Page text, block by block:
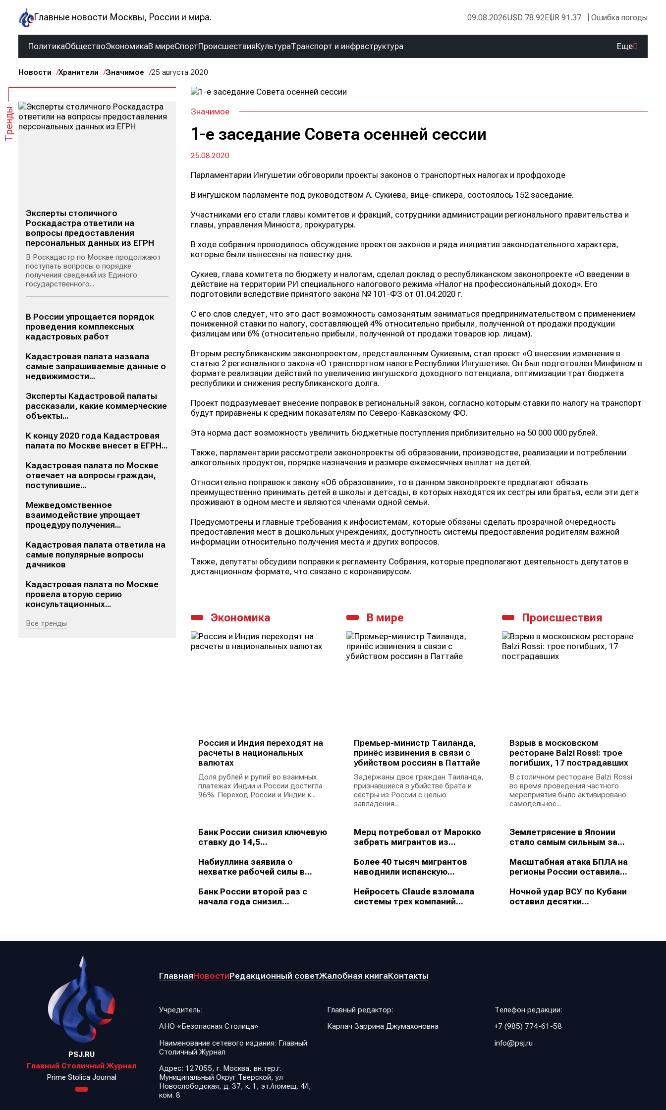
Главные новости Москвы, России и мира. 09.08.2026USD 78.92EUR 91.37 Ошибка погоды
ПолитикаОбществоЭкономикаВ миреСпортПроисшествияКультураТранспорт и инфраструктура Еще
Новости Хранители Значимое 25 августа 2020
Значимое
1-е заседание Совета осенней сессии
25.08.2020
Парламентарии Ингушетии обговорили проекты законов о транспортных налогах и профдоходе
В ингушском парламенте под руководством А. Сукиева, вице-спикера, состоялось 152 заседание.
Участниками его стали главы комитетов и фракций, сотрудники администрации регионального правительства и
главы, управления Минюста, прокуратуры.
В ходе собрания проводилось обсуждение проектов законов и ряда инициатив законодательного характера,
которые были вынесены на повестку дня.
Сукиев, глава комитета по бюджету и налогам, сделал доклад о республиканском законопроекте «О введении в
действие на территории РИ специального налогового режима «Налог на профессиональный доход». Его
подготовили вследствие принятого закона № 101-ФЗ от 01.04.2020 г.
С его слов следует, что это даст возможность самозанятым заниматься предпринимательством с применением
пониженной ставки по налогу, составляющей 4% относительно прибыли, полученной от продажи продукции
физлицам или 6% (относительно прибыли, полученной от продажи товаров юр. лицам).
Вторым республиканским законопроектом, представленным Сукиевым, стал проект «О внесении изменения в
статью 2 регионального закона «О транспортном налоге Республики Ингушетия». Он был подготовлен Минфином в
формате реализации действий по увеличению ингушского доходного потенциала, оптимизации трат бюджета
республики и снижения республиканского долга.
Проект подразумевает внесение поправок в региональный закон, согласно которым ставки по налогу на транспорт
будут приравнены к средним показателям по Северо-Кавказскому ФО.
Эта норма даст возможность увеличить бюджетные поступления приблизительно на 50 000 000 рублей.
Также, парламентарии рассмотрели законопроекты об образовании, производстве, реализации и потреблении
алкогольных продуктов, порядке назначения и размере ежемесячных выплат на детей.
Относительно поправок к закону «Об образовании», то в данном законопроекте предлагают обязать
преимущественно принимать детей в школы и детсады, в которых находятся их сестры или братья, если эти дети
проживают в одном месте и являются членами одной семьи.
Предусмотрены и главные требования к инфосистемам, которые обязаны сделать прозрачной очередность
предоставления мест в дошкольных учреждениях, доступность системы предоставления родителям важной
информации относительно получения места и других вопросов.
Также, депутаты обсудили поправки к регламенту Собрания, которые предполагают деятельность депутатов в
дистанционном формате, что связано с коронавирусом.
Экономика
Россия и Индия переходят на
расчеты в национальных
валютах
Доля рублей и рупий во взаимных
платежах Индии и России достигла
96%. Переход России и Индии к...
Банк России снизил ключевую
ставку до 14,5...
Набиуллина заявила о
нехватке рабочей силы в...
Банк России второй раз с
начала года снизил...
В мире
Премьер-министр Таиланда,
принёс извинения в связи с
убийством россиян в Паттайе
Задержаны двое граждан Таиланда,
признавшиеся в убийстве брата и
сестры из России с целью
завладения...
Мерц потребовал от Марокко
забрать мигрантов из...
Более 40 тысяч мигрантов
наводнили испанскую...
Нейросеть Claude взломала
системы трех компаний...
Происшествия
Взрыв в московском
ресторане Balzi Rossi: трое
погибших, 17 пострадавших
В столичном ресторане Balzi Rossi
во время проведения частного
мероприятия было активировано
самодельное...
Землетрясение в Японии
стало самым сильным за...
Масштабная атака БПЛА на
регионы России оставила...
Ночной удар ВСУ по Кубани
оставил десятки...
Тренды
Эксперты столичного
Роскадастра ответили на
вопросы предоставления
персональных данных из ЕГРН
В Роскадастр по Москве продолжают
поступать вопросы о порядке
получения сведений из Единого
государственного...
В России упрощается порядок
проведения комплексных
кадастровых работ
Кадастровая палата назвала
самые запрашиваемые данные о
недвижимости...
Эксперты Кадастровой палаты
рассказали, какие коммерческие
объекты...
К концу 2020 года Кадастровая
палата по Москве внесет в ЕГРН...
Кадастровая палата по Москве
отвечает на вопросы граждан,
поступившие...
Межведомственное
взаимодействие упрощает
процедуру получения...
Кадастровая палата ответила на
самые популярные вопросы
дачников
Кадастровая палата по Москве
провела вторую серию
консультационных...
Все тренды
PSJ.RU
Главный Столичный Журнал
Prime Stolica Journal
ГлавнаяНовостиРедакционный советЖалобная книгаКонтакты
Учредитель:
АНО «Безопасная Столица»
Наименование сетевого издания: Главный
Столичный Журнал
Адрес: 127055, г. Москва, вн.тер.г.
Муниципальный Округ Тверской, ул
Новослободская, д. 37, к. 1, эт./помещ. 4/I,
ком. 8
Главный редактор:
Карпач Заррина Джумахоновна
Телефон редакции:
+7 (985) 774-61-58
info@psj.ru